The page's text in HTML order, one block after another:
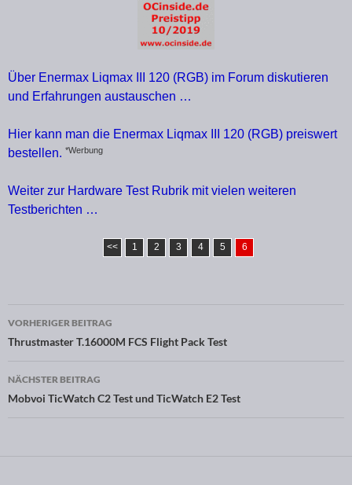
Über Enermax Liqmax III 120 (RGB) im Forum diskutieren
und Erfahrungen austauschen …
Hier kann man die Enermax Liqmax III 120 (RGB) preiswert
bestellen. *Werbung
Weiter zur Hardware Test Rubrik mit vielen weiteren
Testberichten …
<< 1 2 3 4 5 6
Beitragsnavigation
VORHERIGER BEITRAG
Thrustmaster T.16000M FCS Flight Pack Test
NÄCHSTER BEITRAG
Mobvoi TicWatch C2 Test und TicWatch E2 Test